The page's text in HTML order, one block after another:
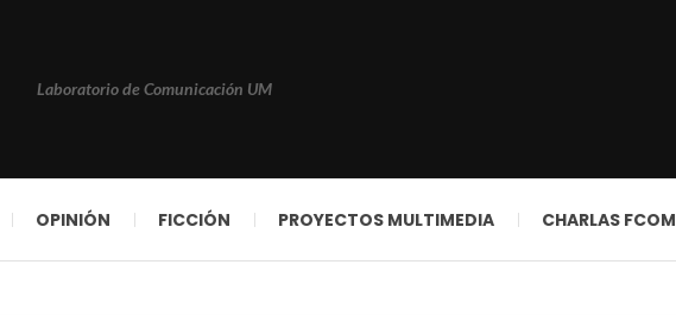
Laboratorio de Comunicación UM
OPINIÓN FICCIÓN PROYECTOS MULTIMEDIA CHARLAS FCOM